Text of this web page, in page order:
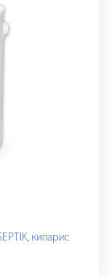
кипарис